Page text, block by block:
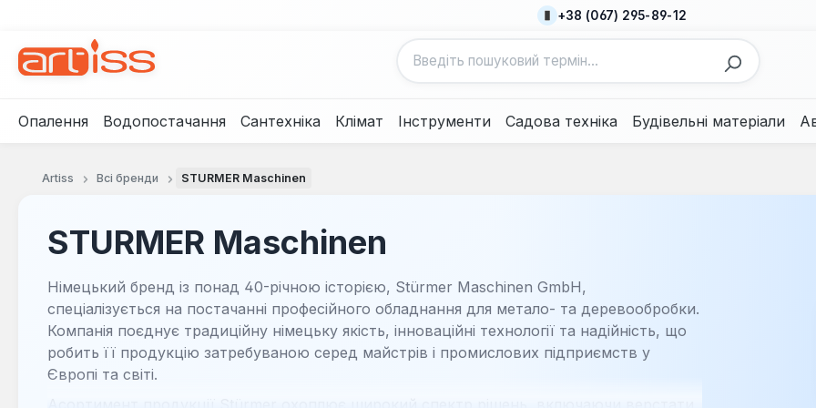
+38 (067) 295-89-12
Опалення Водопостачання Сантехніка Клімат Інструменти Садова техніка Будівельні матеріали
Artiss Всі бренди STURMER Maschinen
STURMER Maschinen
Німецький бренд із понад 40-річною історією, Stürmer Maschinen GmbH,
спеціалізується на постачанні професійного обладнання для метало- та деревообробки.
Компанія поєднує традиційну німецьку якість, інноваційні технології та надійність, що
робить її продукцію затребуваною серед майстрів і промислових підприємств у
Європі та світі.